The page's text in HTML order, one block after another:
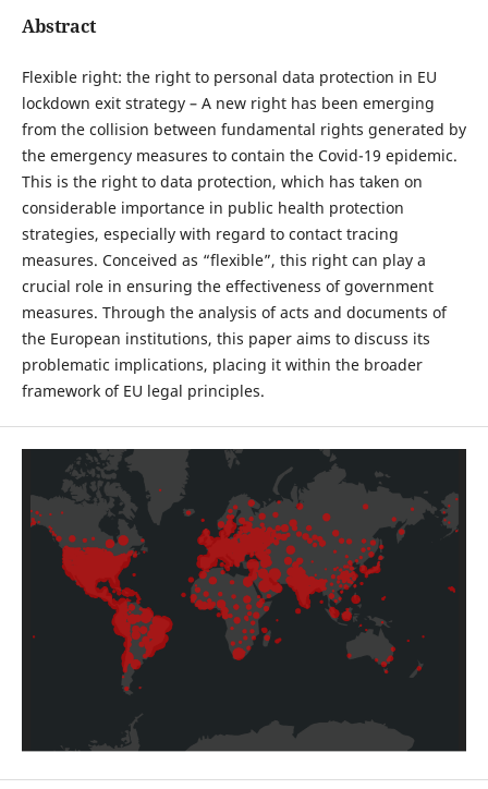
Abstract
Flexible right: the right to personal data protection in EU
lockdown exit strategy – A new right has been emerging
from the collision between fundamental rights generated by
the emergency measures to contain the Covid-19 epidemic.
This is the right to data protection, which has taken on
considerable importance in public health protection
strategies, especially with regard to contact tracing
measures. Conceived as “flexible”, this right can play a
crucial role in ensuring the effectiveness of government
measures. Through the analysis of acts and documents of
the European institutions, this paper aims to discuss its
problematic implications, placing it within the broader
framework of EU legal principles.